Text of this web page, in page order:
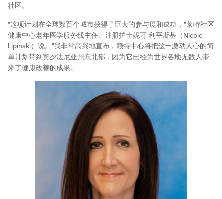
社区。
"这项计划在全球数百个城市获得了巨大的参与度和成功，"莱特社区
健康中心老年医学服务线主任、注册护士妮可-利平斯基（Nicole
Lipinski）说。"我非常高兴地宣布，赖特中心将把这一激动人心的简
单计划带到宾夕法尼亚州东北部，因为它已经为世界各地无数人带
来了健康改善的成果。